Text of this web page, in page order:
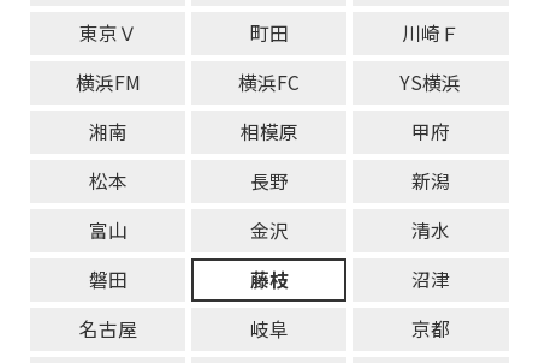
東京Ｖ
町田
川崎Ｆ
横浜FM
横浜FC
YS横浜
湘南
相模原
甲府
松本
長野
新潟
富山
金沢
清水
磐田
藤枝
沼津
名古屋
岐阜
京都